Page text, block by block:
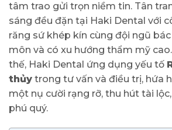
tâm trao gửi trọn niềm tin. Tân
sáng đều đặn tại Haki Dental với
răng sứ khép kín cùng đội ngũ
môn và có xu hướng thẩm mỹ
thế, Haki Dental ứng dụng yếu tố
thủy trong tư vấn và điều trị, hứa
một nụ cười rạng rỡ, thu hút tài
phú quý.